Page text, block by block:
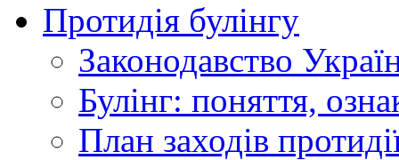
Протидія булінгу
Законодавство
Булінг: поняття,
План заходів